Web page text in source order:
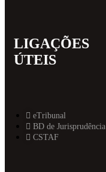
LIGAÇÕES
ÚTEIS
eTribunal
BD de Jurisprudência
CSTAF